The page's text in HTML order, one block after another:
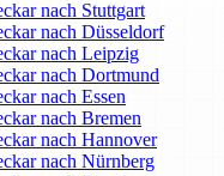
nach Stuttgart
nach Düsseldorf
nach Leipzig
nach Dortmund
nach Essen
nach Bremen
nach Hannover
nach Nürnberg